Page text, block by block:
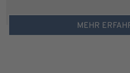
MEHR